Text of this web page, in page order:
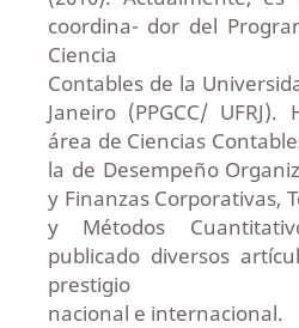
coordina- dor del
Ciencia
Contables de la
Janeiro (PPGCC/
área de Ciencias
la de Desempeño
y Finanzas Corporativas,
y Métodos
publicado diversos
prestigio
nacional e internacional.